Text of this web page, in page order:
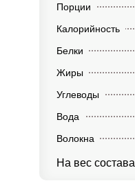
Порции
Калорийность
Белки
Жиры
Углеводы
Вода
Волокна
На вес состава